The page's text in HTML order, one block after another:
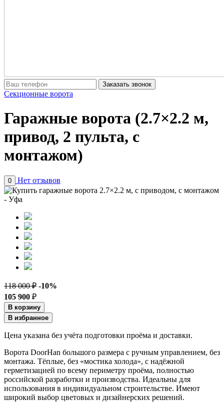
Заказать звонок
Секционные ворота
Гаражные ворота (2.7×2.2 м,
привод, 2 пульта, с
монтажом)
0 Нет отзывов
118 000 ₽ -10%
105 900 ₽
В корзину
В избранное
Цена указана без учёта подготовки проёма и доставки.
Ворота DoorHan большого размера с ручным управлением, без
монтажа. Тёплые, без «мостика холода», с надёжной
герметизацией по всему периметру проёма, полностью
российской разработки и производства. Идеальны для
использования в индивидуальном строительстве. Имеют
широкий выбор цветовых и дизайнерских решений.